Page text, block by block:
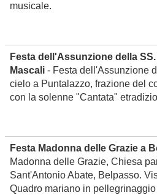
musicale.
Festa dell'Assunzione della
Mascali - Festa dell'Assunzione
cielo a Puntalazzo, frazione del
con la solenne "Cantata"
Festa Madonna delle Grazie a
Madonna delle Grazie, Chiesa
Sant'Antonio Abate, Belpasso.
Quadro mariano in